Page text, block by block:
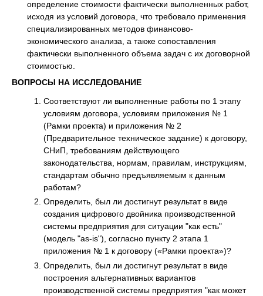
определение стоимости фактически выполненных работ,
исходя из условий договора, что требовало применения
специализированных методов финансово-
экономического анализа, а также сопоставления
фактически выполненного объема задач с их договорной
стоимостью.
ВОПРОСЫ НА ИССЛЕДОВАНИЕ
Соответствуют ли выполненные работы по 1 этапу
условиям договора, условиям приложения № 1
(Рамки проекта) и приложения № 2
(Предварительное техническое задание) к договору,
СНиП, требованиям действующего
законодательства, нормам, правилам, инструкциям,
стандартам обычно предъявляемым к данным
работам?
Определить, был ли достигнут результат в виде
создания цифрового двойника производственной
системы предприятия для ситуации "как есть"
(модель "as-is"), согласно пункту 2 этапа 1
приложения № 1 к договору («Рамки проекта»)?
Определить, был ли достигнут результат в виде
построения альтернативных вариантов
производственной системы предприятия "как может